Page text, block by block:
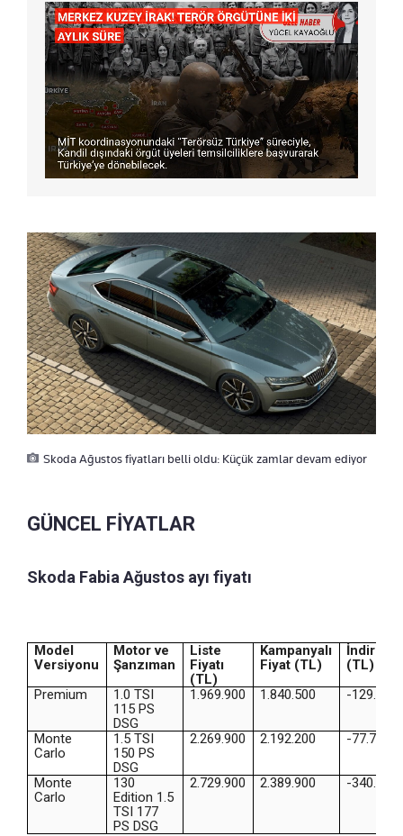
Skoda Ağustos fiyatları belli oldu: Küçük zamlar devam ediyor
GÜNCEL FİYATLAR
Skoda Fabia Ağustos ayı fiyatı
Model
Versiyonu
Motor ve
Şanzıman
Liste
Fiyatı
(TL)
Kampanyalı
Fiyat (TL)
İndirim
(TL)
Premium
1.0 TSI
115 PS
DSG
1.969.900 1.840.500 -129.400
Monte
Carlo
1.5 TSI
150 PS
DSG
2.269.900 2.192.200 -77.700
Monte
Carlo
130
Edition 1.5
TSI 177
PS DSG
2.729.900 2.389.900 -340.000